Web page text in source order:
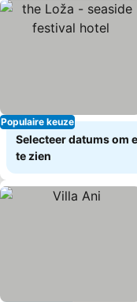
Populaire keuze
Selecteer datums om
te zien